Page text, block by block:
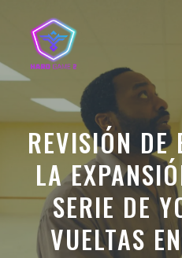
contenido
REVISIÓN DE
LA
SERIE DE
VUELTAS